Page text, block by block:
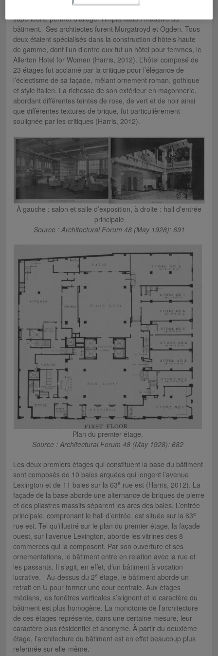
composition complexe de sa structure, accentuée aux étages
supérieurs, permet d’alléger l’implantation massive du
bâtiment. Ses architectes furent Murgatroyd et Ogden. Tous
deux étaient spécialisés dans la construction d’hôtels haute
de gamme, dont l’un d’entre eux fut un hôtel pour femmes, le
Allerton Hotel for Women (Harris, 2012). L’hôtel composé de
23 étages fut acclamé par la critique pour l’élégance de
l’éclectisme de sa façade, mêlant ornement roman, gothique
et style italien. La richesse de son extérieur en maçonnerie,
abordant différentes teintes de rose, de vert et de noir ainsi
que différentes textures de brique, fut particulièrement
soulignée par les critiques (Harris, 2012).
À gauche : salon et salle d’exposition, à droite : hall d’entrée
principale
Source : Architectural Forum 48 (May 1928): 691
Plan du premier étage.
Source : Architectural Forum 48 (May 1928): 682
Les deux premiers étages qui constituent la base du bâtiment
sont composés de 10 baies arquées qui longent l’avenue
Lexington et de 11 baies sur la 63e rue est (Harris, 2012). La
façade de la base aborde une alternance de briques de pierre
et des pilastres massifs séparent les arcs des baies. L’entrée
principale, comprenant le hall d’entrée, est située sur la 63e
rue est. Tel qu’illustré sur le plan du premier étage, la façade
ouest, sur l’avenue Lexington, aborde les vitrines des 8
commerces qui la composent. Par son ouverture et ses
ornementations, le bâtiment entre en relation avec la rue et
les passants. Il s’agit, en effet, d’un bâtiment à vocation
lucrative. Au-dessus du 2e étage, le bâtiment aborde un
retrait en U pour former une cour centrale. Aux étages
médians, les fenêtres verticales s’alignent et le caractère du
bâtiment est plus homogène. La monotonie de l’architecture
de ces étages représente, dans une certaine mesure, leur
caractère plus résidentiel et anonyme. À partir du deuxième
étage, l’architecture du bâtiment est en effet beaucoup plus
refermée sur elle-même.